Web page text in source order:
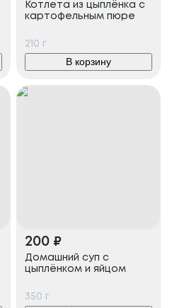
Котлета из цыплёнка с
картофельным пюре
210 г
В корзину
200 ₽
Домашний суп с
цыплёнком и яйцом
350 г